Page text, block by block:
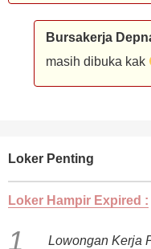
Bursakerja
masih dibuka kak
Loker Penting
Loker Hampir Expired :
Lowongan Kerja